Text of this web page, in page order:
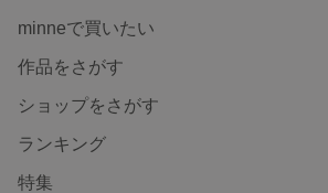
minneで買いたい
作品をさがす
ショップをさがす
ランキング
特集